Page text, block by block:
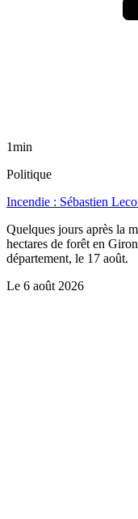
1min
Politique
Incendie : Sébastien
Quelques jours après la
hectares de forêt en
département, le 17 août.
Le 6 août 2026